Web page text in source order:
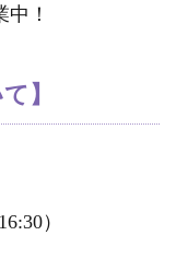
中！
】
）